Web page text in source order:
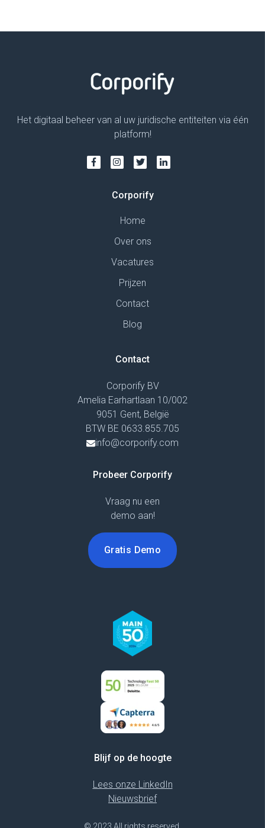
Het digitaal beheer van al uw juridische entiteiten via één
platform!
Corporify
Home
Over ons
Vacatures
Prijzen
Contact
Blog
Contact
Corporify BV
Amelia Earhartlaan 10/002
9051 Gent, België
BTW BE 0633.855.705
info@corporify.com
Probeer Corporify
Vraag nu een
demo aan!
Gratis Demo
Blijf op de hoogte
Lees onze LinkedIn
Nieuwsbrief